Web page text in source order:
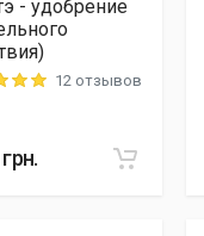
- удобрение
5 out of 512 отзывов
грн.